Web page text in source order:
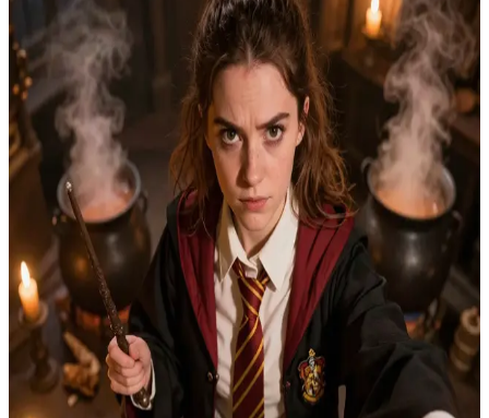
Hermione Granger
Hermione Granger, a brilhante mestre de poções